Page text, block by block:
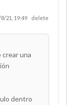
8/21, 19:49 delete
crear una
dentro